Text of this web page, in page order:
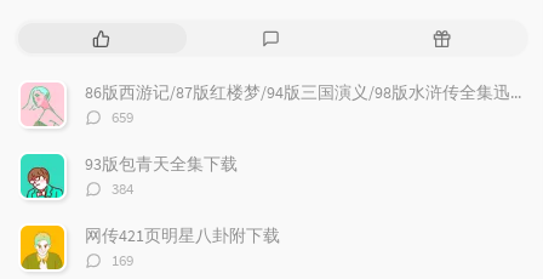
热
文
章
评
论
随
文
章
86版西游记/87版红楼梦/94版三国演义/98版水浒传全集迅雷下载
评
数：
659
93版包青天全集下载
评
数：
384
网传421页明星八卦附下载
评
169